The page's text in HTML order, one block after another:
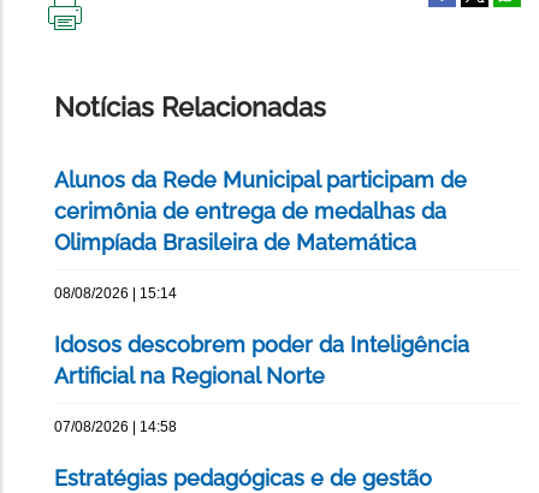
Notícias Relacionadas
Alunos da Rede Municipal participam de
cerimônia de entrega de medalhas da
Olimpíada Brasileira de Matemática
08/08/2026 | 15:14
Idosos descobrem poder da Inteligência
Artificial na Regional Norte
07/08/2026 | 14:58
Estratégias pedagógicas e de gestão